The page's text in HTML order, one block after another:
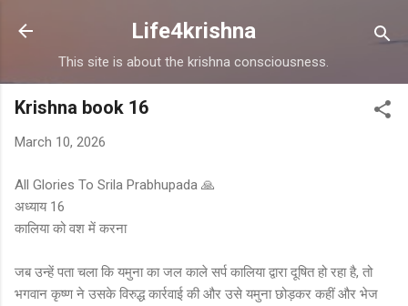
Skip to main content
Life4krishna
This site is about the krishna consciousness.
Krishna book 16
March 10, 2026
All Glories To Srila Prabhupada 🙏
अध्याय 16
कालिया को वश में करना
जब उन्हें पता चला कि यमुना का जल काले सर्प कालिया द्वारा दूषित हो रहा है, तो
भगवान कृष्ण ने उसके विरुद्ध कार्रवाई की और उसे यमुना छोड़कर कहीं और भेज